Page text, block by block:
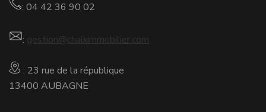
: 04 42 36 90 02
: gestion@chaiximmobilier.com
: 23 rue de la république
13400 AUBAGNE